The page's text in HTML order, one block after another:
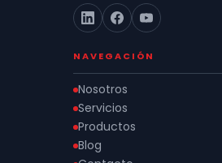
NAVEGACIÓN
Nosotros
Servicios
Productos
Blog